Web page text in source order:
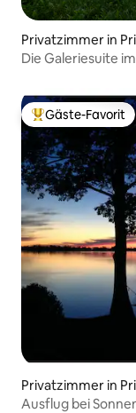
Privatzimmer in
Die Galeriesuite
Beliebter Gäste-
Gäste-Favorit
Privatzimmer in
Ausflug bei